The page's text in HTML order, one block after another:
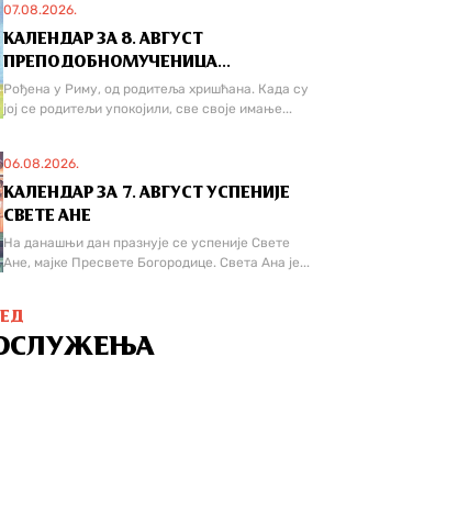
07.08.2026.
КАЛЕНДАР ЗА 8. АВГУСТ
ПРЕПОДОБНОМУЧЕНИЦА...
Рођена у Риму, од родитеља хришћана. Када су
јој се родитељи упокојили, све своје имање...
06.08.2026.
КАЛЕНДАР ЗА 7. АВГУСТ УСПЕНИЈЕ
СВЕТЕ АНЕ
На данашњи дан празнује се успеније Свете
Ане, мајке Пресвете Богородице. Света Ана је...